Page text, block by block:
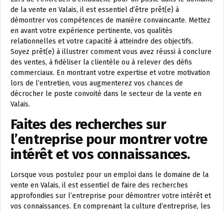
de la vente en Valais, il est essentiel d’être prêt(e) à
démontrer vos compétences de manière convaincante. Mettez
en avant votre expérience pertinente, vos qualités
relationnelles et votre capacité à atteindre des objectifs.
Soyez prêt(e) à illustrer comment vous avez réussi à conclure
des ventes, à fidéliser la clientèle ou à relever des défis
commerciaux. En montrant votre expertise et votre motivation
lors de l’entretien, vous augmenterez vos chances de
décrocher le poste convoité dans le secteur de la vente en
Valais.
Faites des recherches sur
l’entreprise pour montrer votre
intérêt et vos connaissances.
Lorsque vous postulez pour un emploi dans le domaine de la
vente en Valais, il est essentiel de faire des recherches
approfondies sur l’entreprise pour démontrer votre intérêt et
vos connaissances. En comprenant la culture d’entreprise, les